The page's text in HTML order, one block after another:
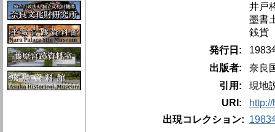
井戸
墨書
銭貨
発行日:
1983
出版者:
奈良
引用:
現地
URI:
出現コレクション: 1983